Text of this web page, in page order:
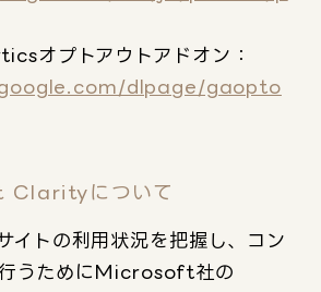
オプトアウトアドオン：
dlpage/gaopto
について
イトの利用状況を把握し、コン
うためにMicrosoft社の